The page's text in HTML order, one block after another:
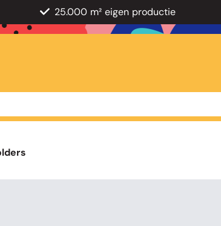
25.000 m² eigen productie